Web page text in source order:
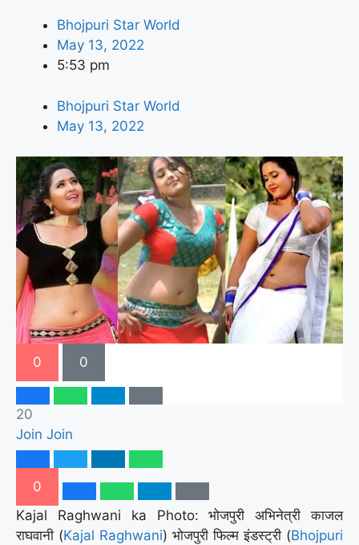
Bhojpuri Star World
May 13, 2022
5:53 pm
Bhojpuri Star World
May 13, 2022
0 0
20
Join Join
0
Kajal Raghwani ka Photo: भोजपुरी अभिनेत्री काजल
राघवानी (Kajal Raghwani) भोजपुरी फिल्म इंडस्ट्री (Bhojpuri